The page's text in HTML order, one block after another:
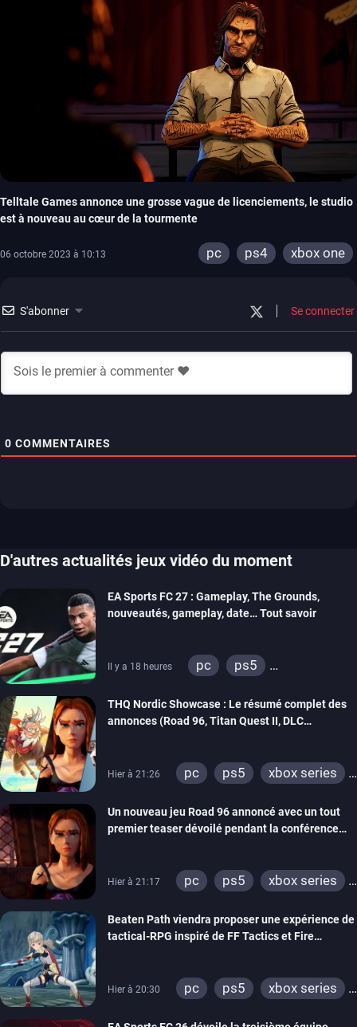
Telltale Games annonce une grosse vague de licenciements, le studio
est à nouveau au cœur de la tourmente
06 octobre 2023 à 10:13 pc ps4 xbox one
S'abonner Se connecter
0 COMMENTAIRES
D'autres actualités jeux vidéo du moment
EA Sports FC 27 : Gameplay, The Grounds,
nouveautés, gameplay, date… Tout savoir
Il y a 18 heures pc
ps5
THQ Nordic Showcase : Le résumé complet des
annonces (Road 96, Titan Quest II, DLC
Hier à 21:26 pc ps5
xbox series
xbox one
switch 2
Un nouveau jeu Road 96 annoncé avec un tout
premier teaser dévoilé pendant la conférence
Hier à 21:17 pc ps5
xbox series
xbox one
Beaten Path viendra proposer une expérience de
tactical-RPG inspiré de FF Tactics et Fire
Hier à 20:30 pc ps5
xbox series